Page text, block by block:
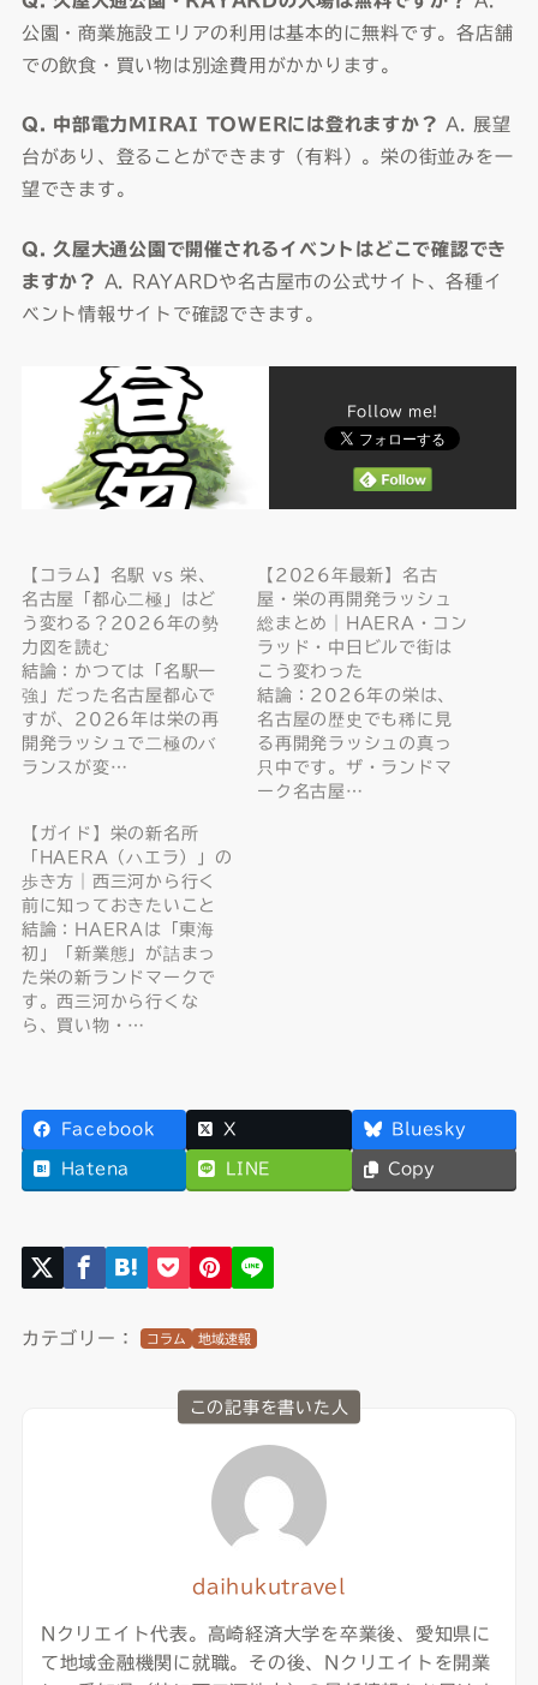
公園・商業施設エリアの利用は基本的に無料です。各店舗
での飲食・買い物は別途費用がかかります。
Q. 中部電力MIRAI TOWERには登れますか？ A. 展望
台があり、登ることができます（有料）。栄の街並みを一
望できます。
Q. 久屋大通公園で開催されるイベントはどこで確認でき
ますか？
A. RAYARDや名古屋市の公式サイト、各種イ
ベント情報サイトで確認できます。
Follow me!
【コラム】名駅 vs 栄、
名古屋「都心二極」はど
う変わる？2026年の勢
力図を読む
結論：かつては「名駅一
強」だった名古屋都心で
すが、2026年は栄の再
開発ラッシュで二極のバ
ランスが変…
【2026年最新】名古
屋・栄の再開発ラッシュ
総まとめ｜HAERA・コン
ラッド・中日ビルで街は
こう変わった
結論：2026年の栄は、
名古屋の歴史でも稀に見
る再開発ラッシュの真っ
只中です。ザ・ランドマ
ーク名古屋…
【ガイド】栄の新名所
「HAERA（ハエラ）」の
歩き方｜西三河から行く
前に知っておきたいこと
結論：HAERAは「東海
初」「新業態」が詰まっ
た栄の新ランドマークで
す。西三河から行くな
ら、買い物・…
Facebook X Bluesky
Hatena LINE Copy
カテゴリー： コラム 地域速報
この記事を書いた人
daihukutravel
Nクリエイト代表。高崎経済大学を卒業後、愛知県に
て地域金融機関に就職。その後、Nクリエイトを開業